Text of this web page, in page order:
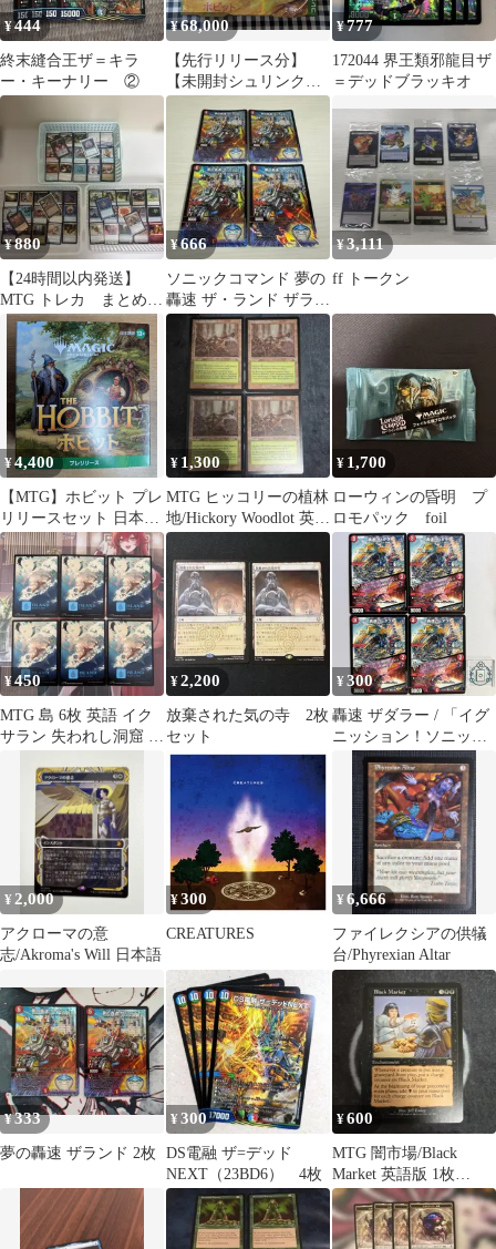
¥444
終末縫合王ザ＝キラ
ー・キーナリー ②
¥68,000
【先行リリース分】
【未開封シュリンク付
きBOX】マジック：
ザ・ギャザリング | ホ
ビット コレクター・ブ
ースター 日本語版
【MTG】
¥777
172044 界王類邪龍目ザ
＝デッドブラッキオ
¥880
【24時間以内発送】
MTG トレカ まとめ
断捨離 マジックザギ
ャザリング
¥666
ソニックコマンド 夢の
轟速 ザ・ランド ザラン
ド 4枚セット
¥3,111
ff トークン
¥4,400
【MTG】ホビット プレ
リリースセット 日本語
版 1個 プレリリース プ
レリキット 指輪物語 ロ
ードオブザリング
¥ 1,300
MTG ヒッコリーの植林
地/Hickory Woodlot 英語
版 4枚セット
¥ 1,700
ローウィンの昏明 プ
ロモパック foil
¥450
MTG 島 6枚 英語 イク
サラン 失われし洞窟 基
¥2,200
放棄された気の寺 2枚
セット
¥300
轟速 ザダラー / 「イグ
ニッション！ソニック
ドロォォォ!!」【U】
(DM26EX2 60/89)
《火》カリスマベスト
【4枚】
¥2,000
アクローマの意
志/Akroma's Will 日本語
¥300
CREATURES
¥6,666
ファイレクシアの供犠
台/Phyrexian Altar
¥333
夢の轟速 ザランド 2枚
¥300
DS電融 ザ=デッド
NEXT（23BD6） 4枚
¥600
MTG 闇市場/Black
Market 英語版 1枚
MMQ